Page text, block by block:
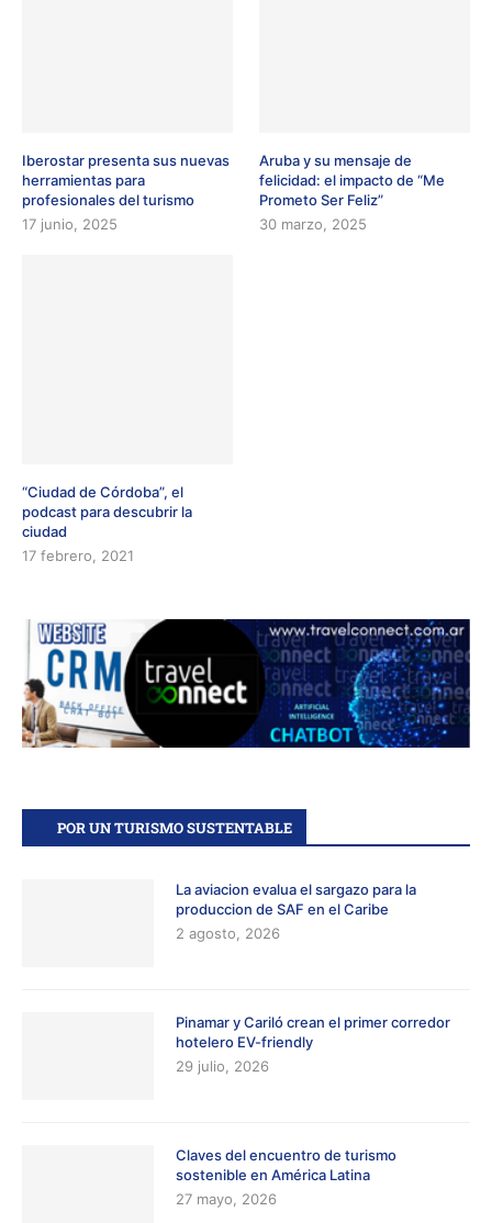
Iberostar presenta sus nuevas
herramientas para
profesionales del turismo
17 junio, 2025
Aruba y su mensaje de
felicidad: el impacto de “Me
Prometo Ser Feliz”
30 marzo, 2025
“Ciudad de Córdoba”, el
podcast para descubrir la
ciudad
17 febrero, 2021
POR UN TURISMO SUSTENTABLE
La aviacion evalua el sargazo para la
produccion de SAF en el Caribe
2 agosto, 2026
Pinamar y Cariló crean el primer corredor
hotelero EV-friendly
29 julio, 2026
Claves del encuentro de turismo
sostenible en América Latina
27 mayo, 2026